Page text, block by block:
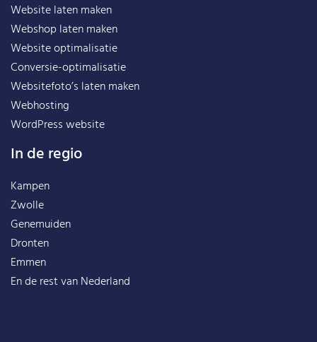
Website laten maken
Webshop laten maken
Website optimalisatie
Conversie-optimalisatie
Websitefoto’s laten maken
Webhosting
WordPress website
In de regio
Kampen
Zwolle
Genemuiden
Dronten
Emmen
En de rest vanNederland